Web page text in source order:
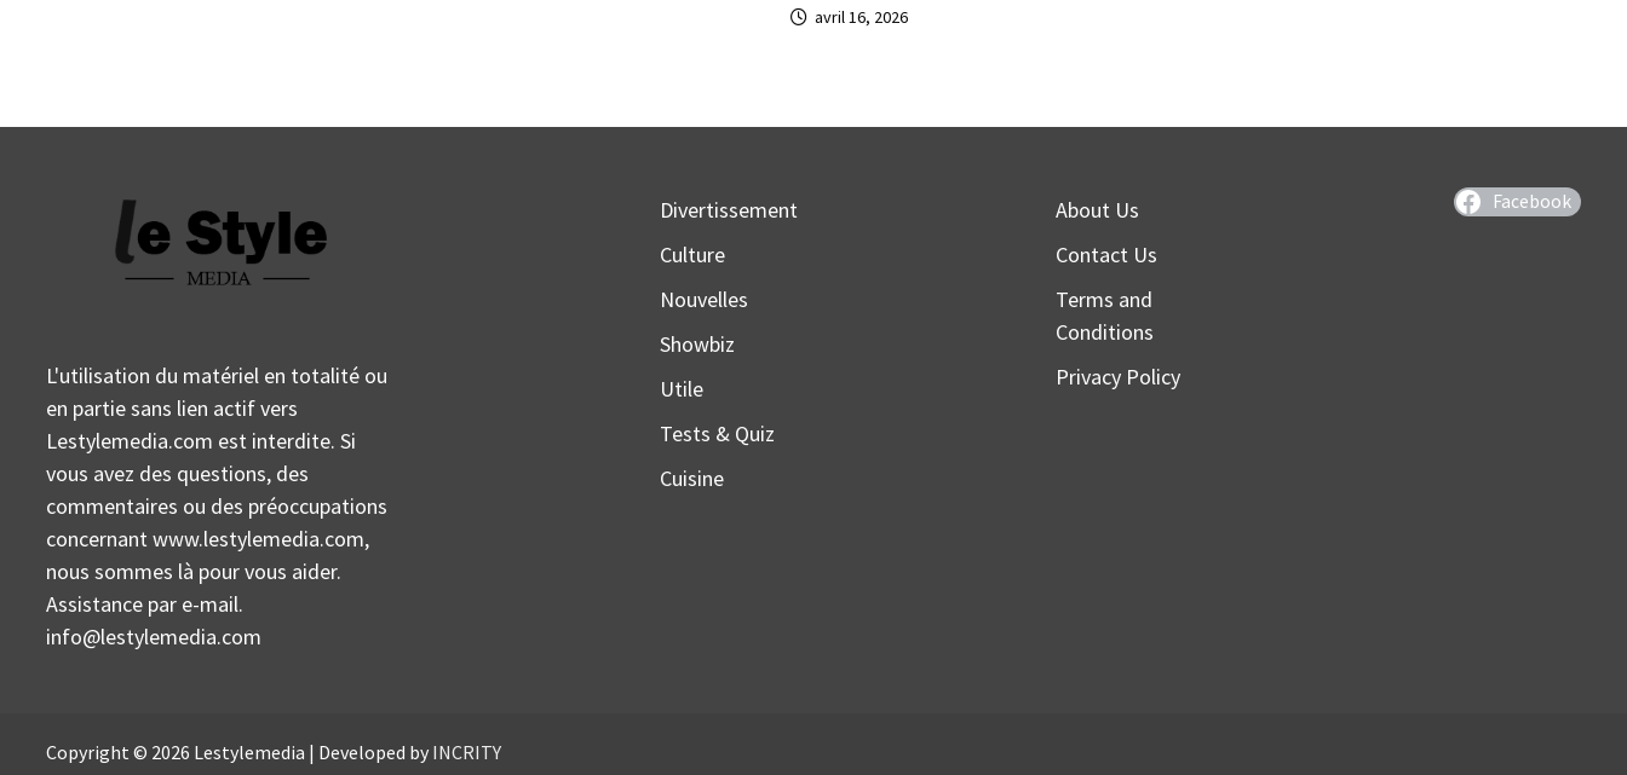
avril 16, 2026
L'utilisation du matériel en totalité ou
en partie sans lien actif vers
Lestylemedia.com est interdite. Si
vous avez des questions, des
commentaires ou des préoccupations
concernant www.lestylemedia.com,
nous sommes là pour vous aider.
Assistance par e-mail.
info@lestylemedia.com
Divertissement
Culture
Nouvelles
Showbiz
Utile
Tests & Quiz
Cuisine
About Us
Contact Us
Terms and
Conditions
Privacy Policy
Facebook
Copyright © 2026 Lestylemedia | Developed by INCRITY